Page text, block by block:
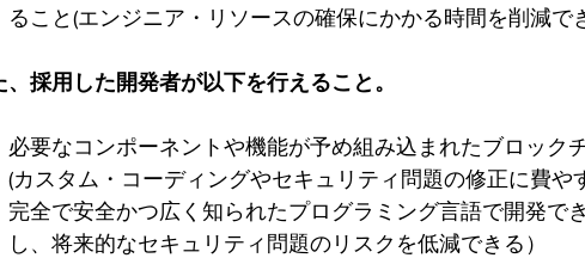
ること(エンジニア・リソースの確保にかかる時間を削減で
、採用した開発者が以下を行えること。
必要なコンポーネントや機能が予め組み込まれたブロック
(カスタム・コーディングやセキュリティ問題の修正に費や
完全で安全かつ広く知られたプログラミング言語で開発で
し、将来的なセキュリティ問題のリスクを低減できる）